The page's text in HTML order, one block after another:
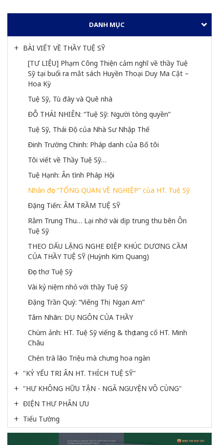
DANH MỤC
BÀI VIẾT VỀ THẦY TUỆ SỸ
[TƯ LIỆU] Phạm Công Thiện cảm nghĩ về thầy Tuệ
Sỹ tại buổi ra mắt sách Huyền Thoại Duy Ma Cật –
Hoa Kỳ
Tuệ Sỹ, Tù đày và Quê nhà
ĐỖ THÁI NHIÊN: “Tuệ Sỹ: Người tòng quyền”
Tuệ Sỹ, Thái Độ của Nhà Sư Nhập Thế
Đinh Trường Chinh: Pháp danh của Bố tôi
Tôi viết về Thầy Tuệ Sỹ…
Tuệ Hạnh: Ân tình Pháp Hội
Nhân đọc “TỔNG QUAN VỀ NGHIỆP” của HT. Tuệ Sỹ
Đặng Tiến: ÂM TRẦM TUỆ SỸ
Rằm Trung Thu… Lại nhớ vài dịp trung thu bên Ôn
Tuệ Sỹ
THEO DẤU LẶNG NGHE ĐIỆP KHÚC DƯƠNG CẦM
CỦA THẦY TUỆ SỸ (Huỳnh Kim Quang)
Đọc thơ Tuệ Sỹ
Vài kỷ niệm nhỏ với thầy Tuệ Sỹ
Đặng Trần Quý: “Viếng Thị Ngạn Am”
Tâm Nhãn: DỤ NGÔN CỦA THẦY
Chùm ảnh: HT. Tuệ Sỹ viếng & thọ tang cố HT. Minh
Châu
Chén trà lão Triệu mà chưng hoa ngàn
"KỶ YẾU TRI ÂN HT. THÍCH TUỆ SỸ"
"HƯ KHÔNG HỮU TẬN - NGÃ NGUYỆN VÔ CÙNG"
ĐIỆN THƯ PHÂN ƯU
Tiểu Tường